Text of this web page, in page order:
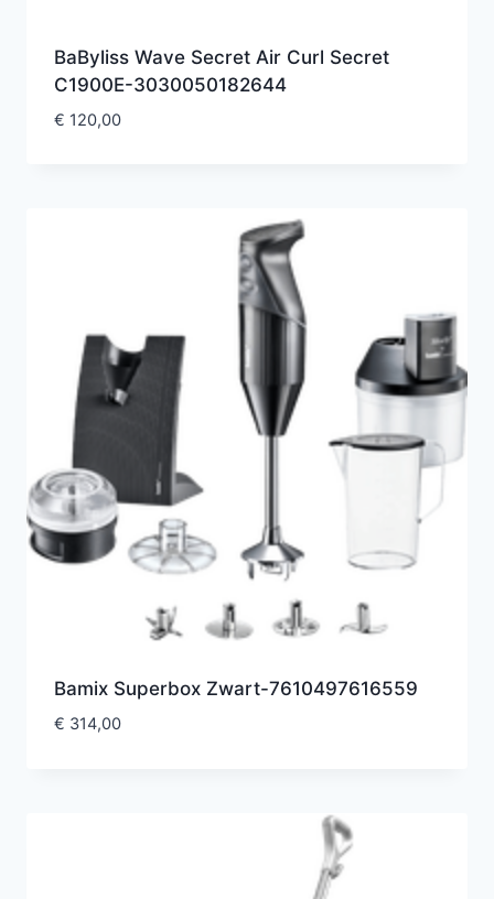
BaByliss Wave Secret Air Curl Secret
C1900E-3030050182644
€ 120,00
Bamix Superbox Zwart-7610497616559
€ 314,00